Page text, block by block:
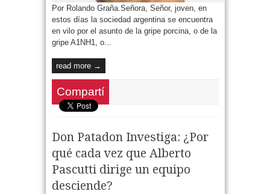
Por Rolando Graña.Señora, Señor, joven, en
estos días la sociedad argentina se encuentra
en vilo por el asunto de la gripe porcina, o de la
gripe A1NH1, o...
read more →
Compartí
Don Patadon Investiga: ¿Por
qué cada vez que Alberto
Pascutti dirige un equipo
desciende?